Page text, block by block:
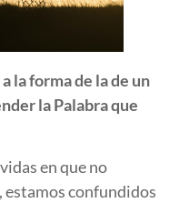
la forma de la de un
la Palabra que
en que no
estamos confundidos